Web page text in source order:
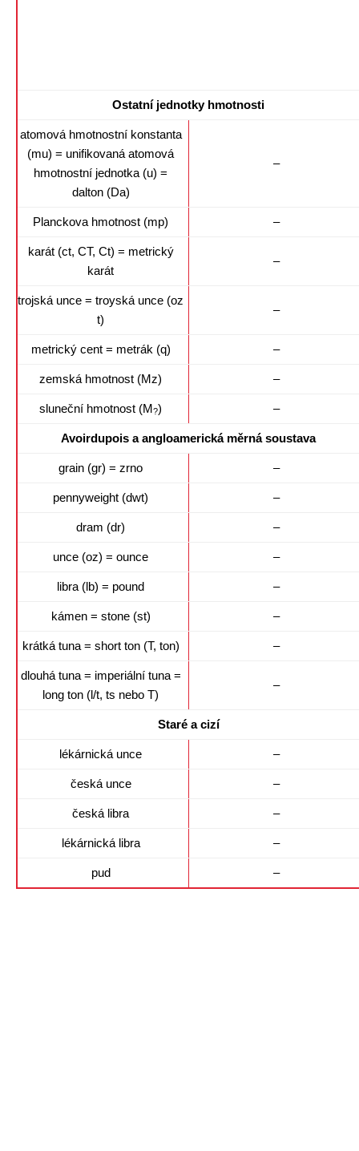
Ostatní jednotky hmotnosti
atomová hmotnostní konstanta
(mu) = unifikovaná atomová
hmotnostní jednotka (u) =
dalton (Da)
–
Planckova hmotnost (mp) –
karát (ct, CT, Ct) = metrický
karát
–
trojská unce = troyská unce (oz
t)
–
metrický cent = metrák (q) –
zemská hmotnost (Mz) –
sluneční hmotnost (M?) –
Avoirdupois a angloamerická měrná soustava
grain (gr) = zrno –
pennyweight (dwt) –
dram (dr) –
unce (oz) = ounce –
libra (lb) = pound –
kámen = stone (st) –
krátká tuna = short ton (T, ton) –
dlouhá tuna = imperiální tuna =
long ton (l/t, ts nebo T)
–
Staré a cizí
lékárnická unce –
česká unce –
česká libra –
lékárnická libra –
pud –